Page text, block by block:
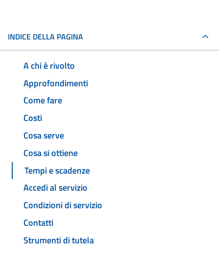
INDICE DELLA PAGINA
A chi è rivolto
Approfondimenti
Come fare
Costi
Cosa serve
Cosa si ottiene
Tempi e scadenze
Accedi al servizio
Condizioni di servizio
Contatti
Strumenti di tutela